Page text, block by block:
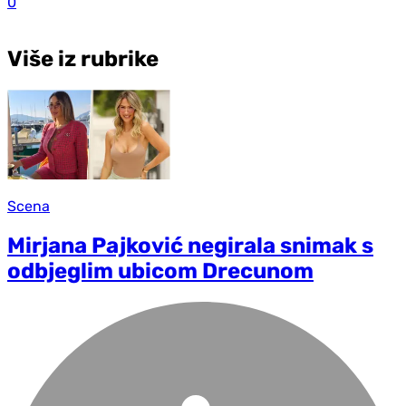
Više iz rubrike
Scena
Mirjana Pajković negirala snimak s
odbjeglim ubicom Drecunom